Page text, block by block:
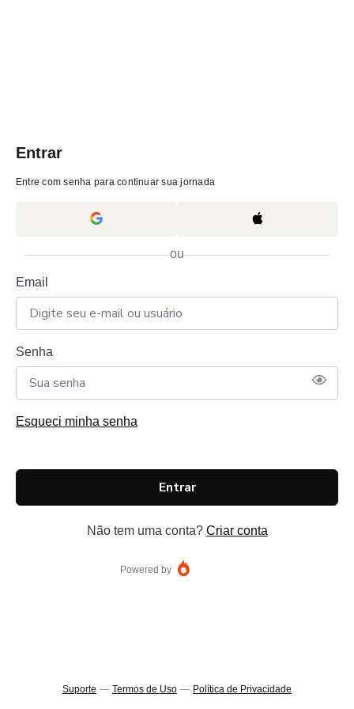
Entrar
Entre com senha para continuar sua jornada
ou
Email
Senha
Esqueci minha senha
Entrar
Não tem uma conta? Criar conta
Powered by
Suporte — Termos de Uso — Política de Privacidade